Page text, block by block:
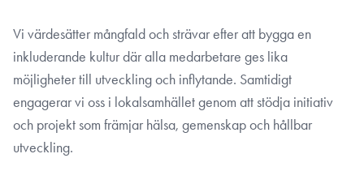
Vi värdesätter mångfald och strävar efter att bygga en
inkluderande kultur där alla medarbetare ges lika
möjligheter till utveckling och inflytande. Samtidigt
engagerar vi oss i lokalsamhället genom att stödja initiativ
och projekt som främjar hälsa, gemenskap och hållbar
utveckling.